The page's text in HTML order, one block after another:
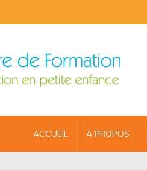
ACCUEIL À PROPOS